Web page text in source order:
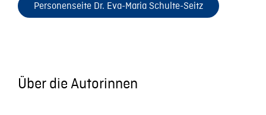
Personenseite Dr. Eva-Maria Schulte-Seitz
Über die Autorinnen